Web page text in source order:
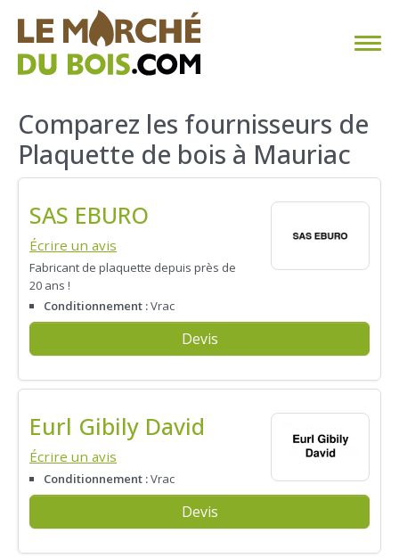
CHAUFFAGE AU BOIS
FAQ
TROUVER SON FOURNISSEUR
BLOG
ESPACE PRO
Comparez les fournisseurs de
Plaquette de bois à Mauriac
SAS EBURO
Écrire un avis
Fabricant de plaquette depuis près de
20 ans !
Conditionnement :Vrac
Devis
Eurl Gibily David
Écrire un avis
Conditionnement :Vrac
Devis